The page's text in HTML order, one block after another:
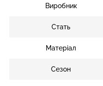
Виробник
Стать
Матеріал
Сезон